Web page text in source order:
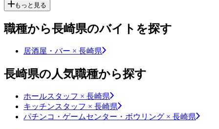
もっと見る
職種から長崎県のバイトを探す
居酒屋・バー × 長崎県
長崎県の人気職種から探す
ホールスタッフ × 長崎県
キッチンスタッフ × 長崎県
パチンコ・ゲームセンター・ボウリング × 長崎県